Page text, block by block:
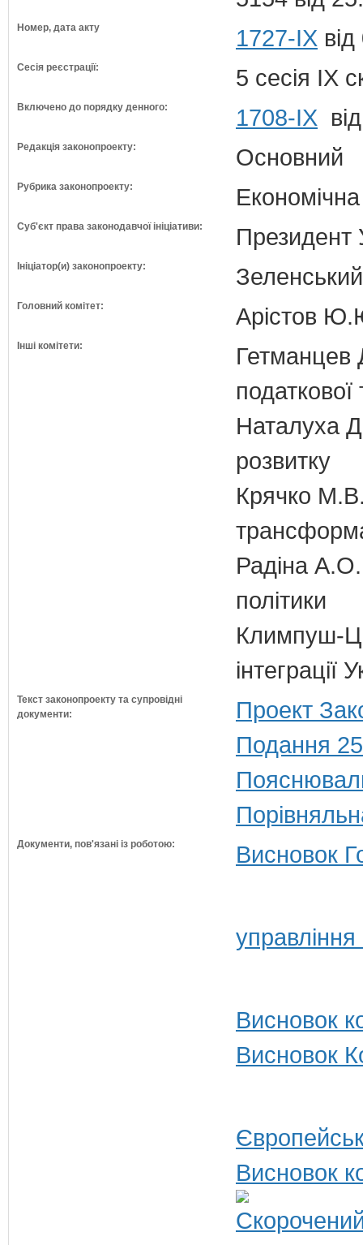
Номер, дата акту 1727-IX
Сесія реєстрації: 5 сесія IX
Включено до порядку денного: 1708-ІХ
Редакція законопроекту: Основний
Рубрика законопроекту:
Суб'єкт права законодавчої ініціативи: Президент
Ініціатор(и) законопроекту:
Головний комітет: Арістов
Інші комітети:
Гетманцев
податкової
Наталуха
розвитку
Крячко
Радіна А.О.
політики
Климпуш-
Текст законопроекту та супровідні
документи:
Проект
Подання
Документи, пов'язані із роботою: Висновок
Висновок
Висновок
Висновок